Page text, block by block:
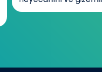
İnsanlar Bul